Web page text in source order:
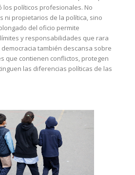
los políticos profesionales. No
ni propietarios de la política, sino
del oficio permite
y responsabilidades que rara
también descansa sobre
que contienen conflictos, protegen
las diferencias políticas de las